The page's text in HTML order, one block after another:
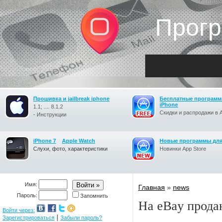
Прошивка и jailbreak iphone
1.1; .... 8.1.2
- Инструкции
Бесплатные
iPhone
Скидки и распродажи в
iPhone 7
Apple Watch
Слухи, фото, характеристики
Новые программы
Новинки App Store
Имя:
Пароль:
Запомнить
Войти через:
Зарегистрироваться | Забыли пароль?
Главная » news
На eBay